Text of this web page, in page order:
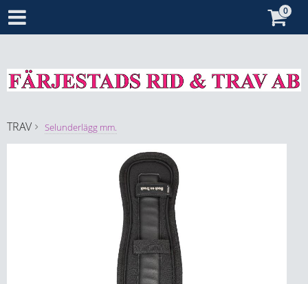
TRAV Selunderlägg mm.